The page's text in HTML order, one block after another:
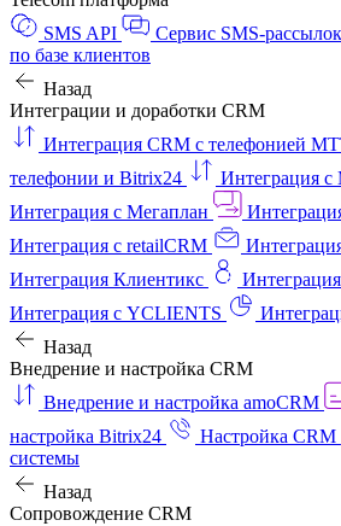
SMS API
Сервис SMS-рассылок
по базе клиентов
Назад
Интеграции и доработки CRM
Интеграция CRM с телефонией
телефонии и Bitrix24
Интеграция
Интеграция с Мегаплан
Интеграция с retailCRM
Интеграция Клиентикс
Интеграция с YCLIENTS
Назад
Внедрение и настройка CRM
Внедрение и настройка amoCRM
настройка Bitrix24
Настройка CRM
системы
Назад
Сопровождение CRM